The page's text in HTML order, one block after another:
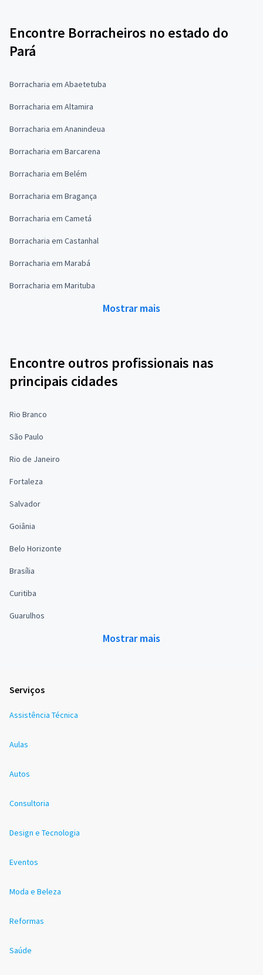
Encontre Borracheiros no estado do
Pará
Borracharia em Abaetetuba
Borracharia em Altamira
Borracharia em Ananindeua
Borracharia em Barcarena
Borracharia em Belém
Borracharia em Bragança
Borracharia em Cametá
Borracharia em Castanhal
Borracharia em Marabá
Borracharia em Marituba
Mostrar mais
Encontre outros profissionais nas
principais cidades
Rio Branco
São Paulo
Rio de Janeiro
Fortaleza
Salvador
Goiânia
Belo Horizonte
Brasília
Curitiba
Guarulhos
Mostrar mais
Serviços
Assistência Técnica
Aulas
Autos
Consultoria
Design e Tecnologia
Eventos
Moda e Beleza
Reformas
Saúde